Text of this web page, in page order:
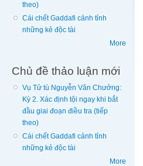
theo)
Cái chết Gaddafi cảnh tỉnh
những kẻ độc tài
More
Chủ đề thảo luận mới
Vụ Tử tù Nguyễn Văn Chưởng:
Kỳ 2. Xác định tội ngay khi bắt
đầu giai đoạn điều tra (tiếp
theo)
Cái chết Gaddafi cảnh tỉnh
những kẻ độc tài
More